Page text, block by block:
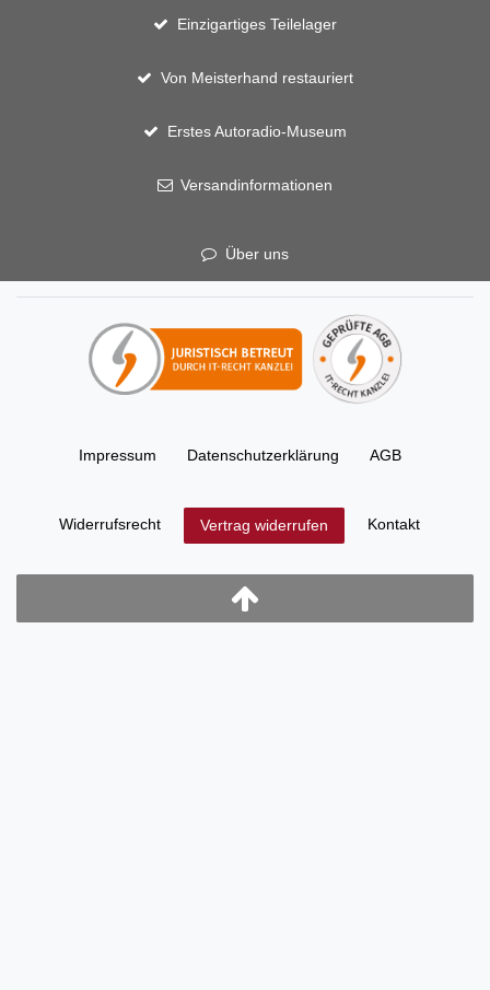
Einzigartiges Teilelager
Von Meisterhand restauriert
Erstes Autoradio-Museum
Versandinformationen
Über uns
Impressum Daten­schutz­erklärung AGB
Widerrufs­recht Vertrag widerrufen Kontakt